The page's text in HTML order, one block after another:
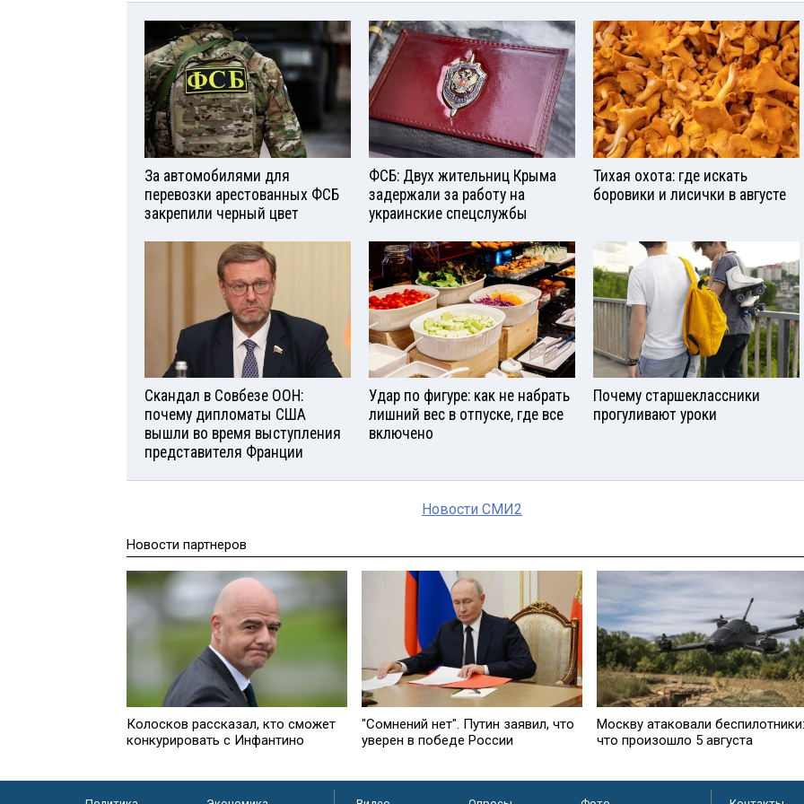
За автомобилями для
перевозки арестованных ФСБ
закрепили черный цвет
ФСБ: Двух жительниц Крыма
задержали за работу на
украинские спецслужбы
Тихая охота: где искать
боровики и лисички в августе
Скандал в Совбезе ООН:
почему дипломаты США
вышли во время выступления
представителя Франции
Удар по фигуре: как не набрать
лишний вес в отпуске, где все
включено
Почему старшеклассники
прогуливают уроки
Новости СМИ2
Новости партнеров
Колосков рассказал, кто сможет
конкурировать с Инфантино
"Сомнений нет". Путин заявил, что
уверен в победе России
Москву атаковали беспилотники:
что произошло 5 августа